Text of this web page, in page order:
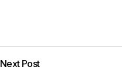
Next Post